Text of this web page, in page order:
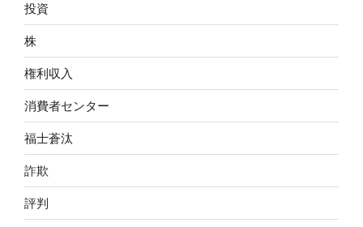
投資
株
権利収入
消費者センター
福士蒼汰
詐欺
評判